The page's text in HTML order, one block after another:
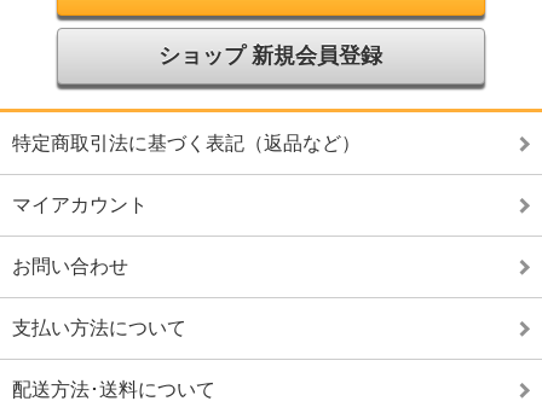
ショップ 新規会員登録
特定商取引法に基づく表記（返品など）
マイアカウント
お問い合わせ
支払い方法について
配送方法･送料について